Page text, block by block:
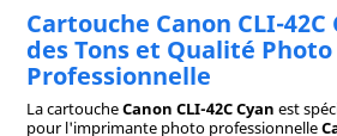
Cartouche Canon CLI-42C
des Tons et Qualité Photo
Professionnelle
La cartoucheCanon CLI-42C Cyan est
pour l'imprimante photo professionnelle